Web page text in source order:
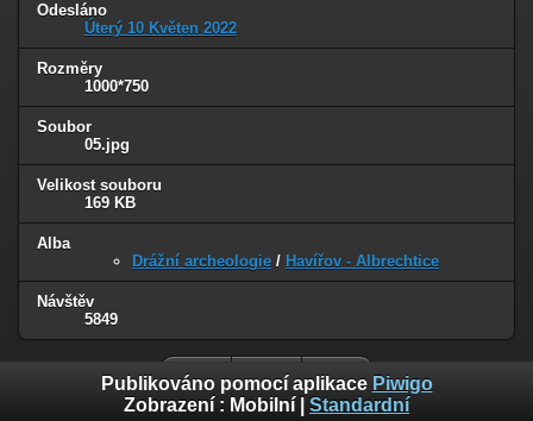
Odesláno
Úterý 10 Květen 2022
Rozměry
1000*750
Soubor
05.jpg
Velikost souboru
169 KB
Alba
Drážní archeologie / Havířov - Albrechtice
Návštěv
5849
Publikováno pomocí aplikace Piwigo
Zobrazení : Mobilní Standardní